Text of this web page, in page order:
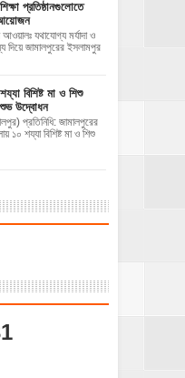
প্রতিষ্ঠানগুলোতে
আয়োজন
‎​যথাযোগ্য মর্যাদা ও
দিয়ে জামালপুরের ইসলামপুর
বিশিষ্ট মা ও শিশু
শুভ উদ্বোধন
প্রতিনিধি: জামালপুরের
১০ শয্যা বিশিষ্ট মা ও শিশু